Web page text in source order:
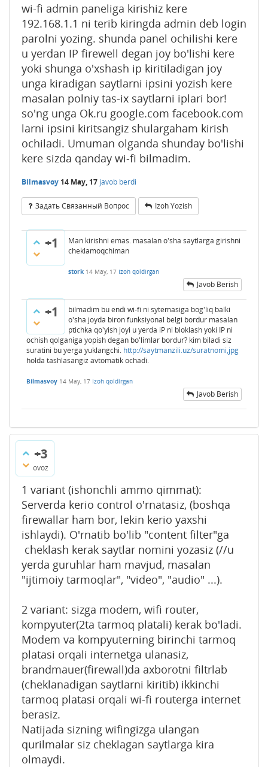
wi-fi admin paneliga kirishiz kere
192.168.1.1 ni terib kiringda admin deb login
parolni yozing. shunda panel ochilishi kere
u yerdan IP firewell degan joy bo'lishi kere
yoki shunga o'xshash ip kiritiladigan joy
unga kiradigan saytlarni ipsini yozish kere
masalan polniy tas-ix saytlarni iplari bor!
so'ng unga Ok.ru google.com facebook.com
larni ipsini kiritsangiz shulargaham kirish
ochiladi. Umuman olganda shunday bo'lishi
kere sizda qanday wi-fi bilmadim.
Bilmasvoy 14 May, 17 javob berdi
Задать Связанный Вопрос Izoh Yozish
+1
Man kirishni emas. masalan o'sha saytlarga girishni
cheklamoqchiman
stork 14 May, 17 Izoh qoldirgan
Javob Berish
+1
bilmadim bu endi wi-fi ni sytemasiga bog'liq balki
o'sha joyda biron funksiyonal belgi bordur masalan
ptichka qo'yish joyi u yerda iP ni bloklash yoki IP ni
ochish qolganiga yopish degan bo'limlar bordur? kim biladi siz
suratini bu yerga yuklangchi. http://saytmanzili.uz/suratnomi,jpg
holda tashlasangiz avtomatik ochadi.
Bilmasvoy 14 May, 17 Izoh qoldirgan
Javob Berish
+3
ovoz
1 variant (ishonchli ammo qimmat):
Serverda kerio control o'rnatasiz, (boshqa
firewallar ham bor, lekin kerio yaxshi
ishlaydi). O'rnatib bo'lib "content filter"ga
cheklash kerak saytlar nomini yozasiz (//u
yerda guruhlar ham mavjud, masalan
"ijtimoiy tarmoqlar", "video", "audio" ...).
2 variant: sizga modem, wifi router,
kompyuter(2ta tarmoq platali) kerak bo'ladi.
Modem va kompyuterning birinchi tarmoq
platasi orqali internetga ulanasiz,
brandmauer(firewall)da axborotni filtrlab
(cheklanadigan saytlarni kiritib) ikkinchi
tarmoq platasi orqali wi-fi routerga internet
berasiz.
Natijada sizning wifingizga ulangan
qurilmalar siz cheklagan saytlarga kira
olmaydi.